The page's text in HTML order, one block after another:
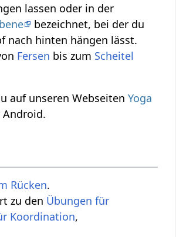
lassen oder in der
bezeichnet, bei der du
nach hinten hängen lässt.
Fersen bis zum Scheitel
auf unseren WebseitenYoga
Rücken.
zu den Übungen für
Koordination,